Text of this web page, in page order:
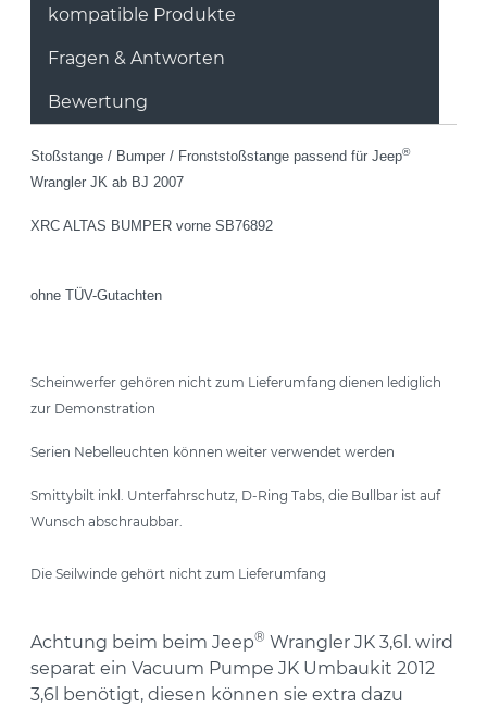
kompatible Produkte
Fragen & Antworten
Bewertung
Stoßstange / Bumper / Fronststoßstange passend für Jeep®
Wrangler JK ab BJ 2007
XRC ALTAS BUMPER vorne SB76892
ohne TÜV-Gutachten
Scheinwerfer gehören nicht zum Lieferumfang dienen lediglich
zur Demonstration
Serien Nebelleuchten können weiter verwendet werden
Smittybilt inkl. Unterfahrschutz, D-Ring Tabs, die Bullbar ist auf
Wunsch abschraubbar.
Die Seilwinde gehört nicht zum Lieferumfang
Achtung beim beim Jeep® Wrangler JK 3,6l. wird
separat ein Vacuum Pumpe JK Umbaukit 2012
3,6l benötigt, diesen können sie extra dazu